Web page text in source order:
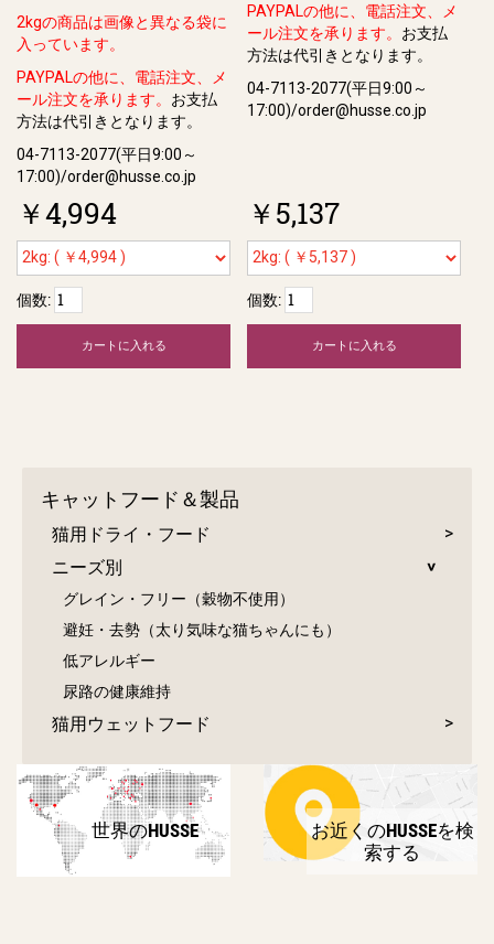
2kgの商品は画像と異なる袋に
入っています。
PAYPALの他に、電話注文、メ
ール注文を承ります。 お支払
方法は代引きとなります。
04-7113-2077(平日9:00～
17:00)/order@husse.co.jp
￥4,994
個数:
カートに入れる
PAYPALの他に、電話注文、メ
ール注文を承ります。 お支払
方法は代引きとなります。
04-7113-2077(平日9:00～
17:00)/order@husse.co.jp
￥5,137
個数:
カートに入れる
キャットフード＆製品
猫用ドライ・フード
ニーズ別
グレイン・フリー（穀物不使用）
避妊・去勢（太り気味な猫ちゃんにも）
低アレルギー
尿路の健康維持
猫用ウェットフード
世界のHUSSE
お近くのHUSSEを検
索する